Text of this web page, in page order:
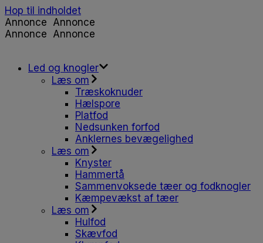
Hop til indholdet
Annonce Annonce
Annonce Annonce
Led og knogler
Læs om
Træskoknuder
Hælspore
Platfod
Nedsunken forfod
Anklernes bevægelighed
Læs om
Knyster
Hammertå
Sammenvoksede tæer og fodknogler
Kæmpevækst af tæer
Læs om
Hulfod
Skævfod